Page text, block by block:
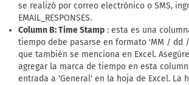
se realizó por correo electrónico o SMS,
EMAIL_RESPONSES.
Column B: Time Stamp : esta es una
tiempo debe pasarse en formato 'MM / dd
que también se menciona en Excel.
agregar la marca de tiempo en esta
entrada a 'General' en la hoja de Excel. La